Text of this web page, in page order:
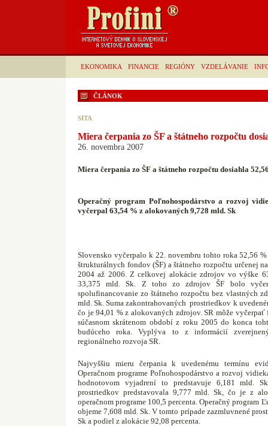
EKONOMIKA FINANCIE REGIÓNY VZDELÁVANIE
ČLÁNOK
SITA
Miera čerpania zo ŠF a štátneho rozpočtu
26. novembra 2007
Miera čerpania zo ŠF a štátneho rozpočtu dosiahla
Operačný program Poľnohospodárstvo a rozvoj
vyčerpal 63,54 % z alokovaných 9,728 mld. Sk
Slovensko vyčerpalo k 22. novembru tohto roka 52,56
štrukturálnych fondov (ŠF) a štátneho rozpočtu určenej
2004 až 2006. Z celkovej alokácie zdrojov vo výške
33,375 mld. Sk. Z toho zo zdrojov ŠF bolo
spolufinancovanie zo štátneho rozpočtu bez vlastných
mld. Sk. Suma zakontrahovaných prostriedkov k
čo je 94,01 % z alokovaných zdrojov. SR môže
súčasnom skrátenom období z roku 2005 do konca
budúceho roka. Vyplýva to z informácií
regionálneho rozvoja SR.
Najvyššiu mieru čerpania k uvedenému termínu
Operačnom programe Poľnohospodárstvo a rozvoj
hodnotovom vyjadrení to predstavuje 6,181 mld.
prostriedkov predstavovala 9,777 mld. Sk, čo je z
operačnom programe 100,5 percenta. Operačný program
objeme 7,608 mld. Sk. V tomto prípade zazmluvnené
Sk a podiel z alokácie 92,08 percenta.